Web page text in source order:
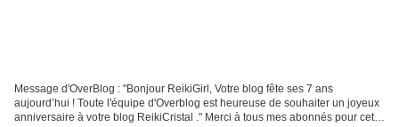
Message d'OverBlog : "Bonjour ReikiGirl, Votre blog fête ses 7 ans
aujourd’hui ! Toute l'équipe d'Overblog est heureuse de souhaiter un joyeux
anniversaire à votre blog ReikiCristal ." Merci à tous mes abonnés pour cette